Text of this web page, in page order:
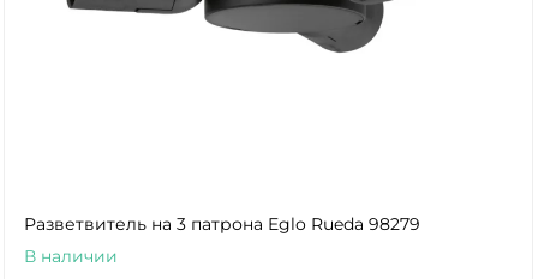
Разветвитель на 3 патрона Eglo Rueda 98279
В наличии